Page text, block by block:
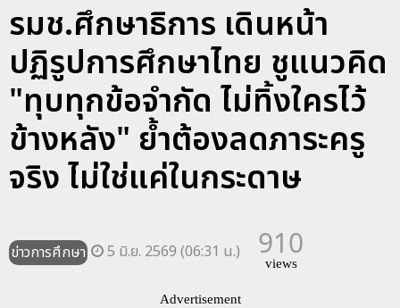
รมช.ศึกษาธิการ เดินหน้า
ปฏิรูปการศึกษาไทย ชูแนวคิด
"ทุบทุกข้อจำกัด ไม่ทิ้งใครไว้
ข้างหลัง" ย้ำต้องลดภาระครู
จริง ไม่ใช่แค่ในกระดาษ
ข่าวการศึกษา 5 มิ.ย. 2569 (06:31 น.) 910
views
Advertisement